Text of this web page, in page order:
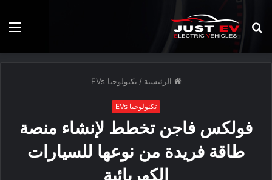
بحث
عن
الرئيسية / تكنولوجيا EVs
تكنولوجيا EVs
فولكس فاجن تخطط لإنشاء منصة
طاقة فريدة من نوعها للسيارات